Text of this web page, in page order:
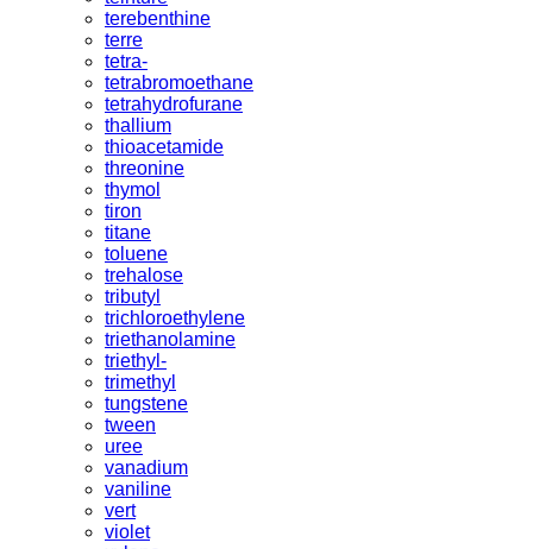
terebenthine
terre
tetra-
tetrabromoethane
tetrahydrofurane
thallium
thioacetamide
threonine
thymol
tiron
titane
toluene
trehalose
tributyl
trichloroethylene
triethanolamine
triethyl-
trimethyl
tungstene
tween
uree
vanadium
vaniline
vert
violet